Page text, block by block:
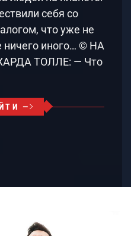
себя со
что уже не
ничего иного… © НА
ТОЛЛЕ: — Что
—